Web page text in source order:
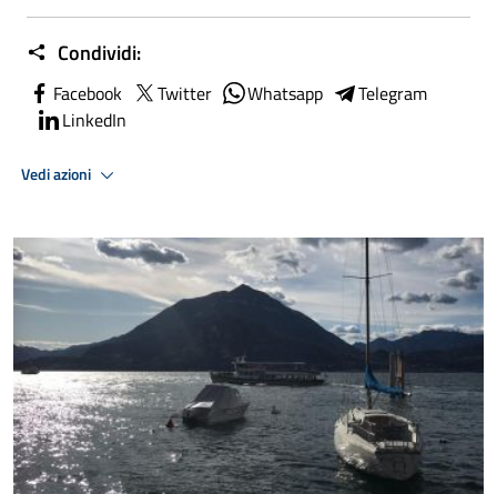
Condividi:
Facebook Twitter Whatsapp
Telegram
LinkedIn
Vedi azioni